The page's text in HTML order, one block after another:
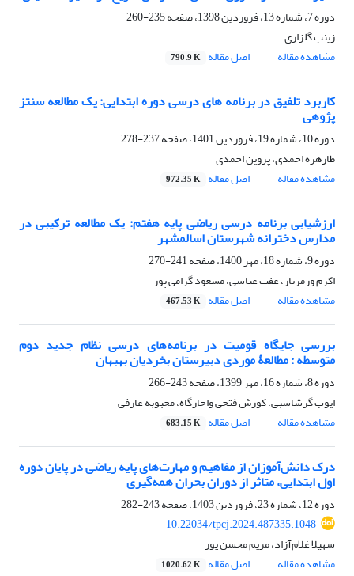
دوره 7، شماره 13، فروردین 1398، صفحه
235-260
زینب گلزاری
مشاهده مقاله
اصل مقاله 790.9 K
کاربرد تلفیق در برنامه های درسی دوره ابتدایی: یک مطالعه سنتز
پژوهی
دوره 10، شماره 19، فروردین 1401، صفحه
237-278
طارهره احمدی، پروین احمدی
مشاهده مقاله
اصل مقاله 972.35 K
ارزشیابی برنامه درسی ریاضی پایه هفتم: یک مطالعه ترکیبی در
مدارس دخترانه شهرستان اسالمشهر
دوره 9، شماره 18، مهر 1400، صفحه
241-270
اکرم ورمزیار، عفت عباسی، مسعود گرامی پور
مشاهده مقاله
اصل مقاله 467.53 K
بررسی جایگاه قومیت در برنامه‌های درسی نظام جدید دوم
متوسطه : مطالعۀ موردی دبیرستان بخردیان بهبهان
دوره 8، شماره 16، مهر 1399، صفحه
243-266
ایوب گرشاسبی، کورش فتحی واجارگاه، محبوبه عارفی
مشاهده مقاله
اصل مقاله 683.15 K
درک دانش‌آموزان از مفاهیم و مهارت‌های پایه ریاضی در پایان دوره
اول ابتدایی، متاثر از دوران بحران همه‌گیری
دوره 12، شماره 23، فروردین 1403، صفحه
243-282
10.22034/tpcj.2024.487335.1048
سهیلا غلام‌آزاد، مریم محسن پور
مشاهده مقاله
اصل مقاله 1020.62 K